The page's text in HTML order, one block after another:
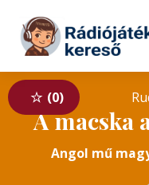
Tovább a tartalomhoz
0
A macska
Angol mű